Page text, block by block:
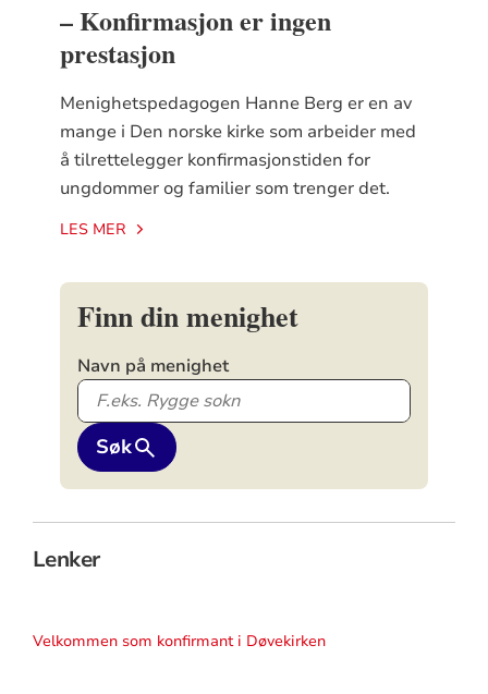
– Konfirmasjon er ingen
prestasjon
Menighetspedagogen Hanne Berg er en av
mange i Den norske kirke som arbeider med
å tilrettelegger konfirmasjonstiden for
ungdommer og familier som trenger det.
LES MER
Finn din menighet
Navn på menighet
Søk
Lenker
Velkommen som konfirmant i Døvekirken